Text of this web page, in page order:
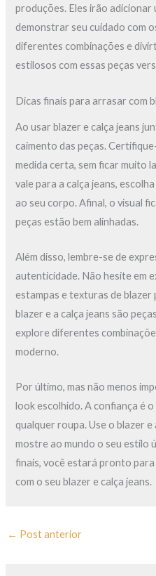
produções. Eles irão adicionar
demonstrar seu cuidado com
diferentes combinações e
estilosos com essas peças
Dicas finais para arrasar com
Ao usar blazer e calça jeans
caimento das peças.
medida certa, sem ficar muito
vale para a calça jeans,
ao seu corpo. Afinal, o visual
peças estão bem alinhadas.
Além disso, lembre-se de
autenticidade. Não hesite em
estampas e texturas de blazer
blazer e a calça jeans são
explore diferentes
moderno.
Por último, mas não menos
look escolhido. A confiança é
qualquer roupa. Use o blazer
mostre ao mundo o seu estilo
finais, você estará pronto
com o seu blazer e calça jeans.
← Post anterior